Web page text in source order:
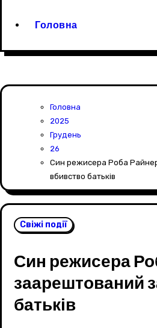
Головна
Головна
2025
Грудень
26
Син режисера Роба
вбивство батьків
Свіжі події
Син режисера
заарештований
батьків